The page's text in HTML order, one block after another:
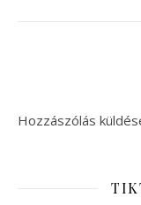
Hozzászólás